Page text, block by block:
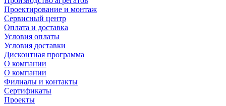
Проектирование и монтаж
Сервисный центр
Оплата и доставка
Условия оплаты
Условия доставки
Дисконтная программа
О компании
О компании
Филиалы и контакты
Сертификаты
Проекты